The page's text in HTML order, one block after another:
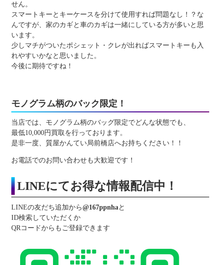
せん。
スマートキーとキーケースを分けて使用すれば問題なし！？な
んですが、家のカギと車のカギは一緒にしている方が多いと思
います。
少しマチがついたポシェット・クレが出ればスマートキーも入
れやすいかなと思いました。
今後に期待ですね！
モノグラム柄のバック限定！
当店では、モノグラム柄のバッグ限定でどんな状態でも、
最低10,000円買取を行っております。
是非一度、質屋かんてい局前橋店へお持ちください！！
お電話でのお問い合わせも大歓迎です！
LINEにてお得な情報配信中！
LINEの友だち追加から@167ppnhaと
ID検索していただくか
QRコードからもご登録できます